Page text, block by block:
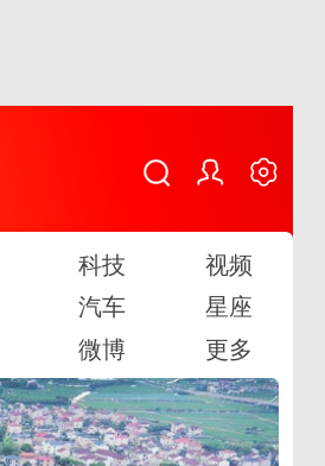
科技
视频
汽车
星座
微博 更多